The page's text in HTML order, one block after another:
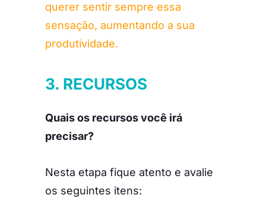
querer sentir sempre essa
sensação, aumentando a sua
produtividade.
3. RECURSOS
Quais os recursos você irá
precisar?
Nesta etapa fique atento e avalie
os seguintes itens: